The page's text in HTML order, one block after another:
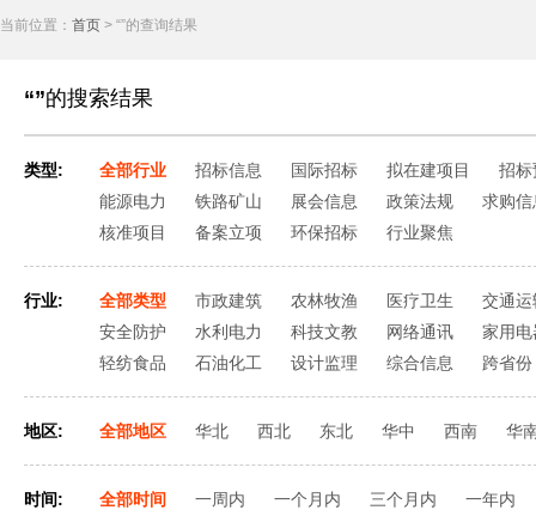
当前位置： 首页 > “”的查询结果
“”的搜索结果
类型: 全部行业 招标信息 国际招标 拟在建项目
招标
能源电力
铁路矿山 展会信息 政策法规
求购信
核准项目
备案立项 环保招标 行业聚焦
行业: 全部类型 市政建筑 农林牧渔 医疗卫生
交通运
安全防护
水利电力 科技文教 网络通讯
家用电
轻纺食品
石油化工 设计监理 综合信息 跨省份
地区: 全部地区 华北 西北 东北 华中 西南 华
时间: 全部时间 一周内 一个月内 三个月内 一年内